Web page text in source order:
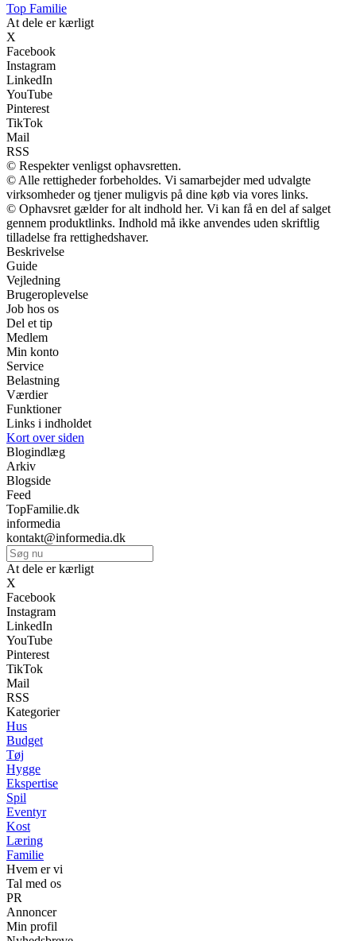
Top Familie
At dele er kærligt
X
Facebook
Instagram
LinkedIn
YouTube
Pinterest
TikTok
Mail
RSS
© Respekter venligst ophavsretten.
© Alle rettigheder forbeholdes. Vi samarbejder med udvalgte
virksomheder og tjener muligvis på dine køb via vores links.
© Ophavsret gælder for alt indhold her. Vi kan få en del af salget
gennem produktlinks. Indhold må ikke anvendes uden skriftlig
tilladelse fra rettighedshaver.
Beskrivelse
Guide
Vejledning
Brugeroplevelse
Job hos os
Del et tip
Medlem
Min konto
Service
Belastning
Værdier
Funktioner
Links i indholdet
Kort over siden
Blogindlæg
Arkiv
Blogside
Feed
TopFamilie.dk
informedia
kontakt@informedia.dk
At dele er kærligt
X
Facebook
Instagram
LinkedIn
YouTube
Pinterest
TikTok
Mail
RSS
Kategorier
Hus
Budget
Tøj
Hygge
Ekspertise
Spil
Eventyr
Kost
Læring
Familie
Hvem er vi
Tal med os
PR
Annoncer
Min profil